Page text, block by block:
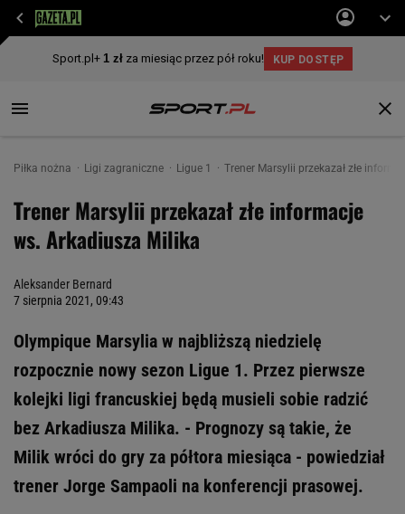
Piłka nożna Ligi zagraniczne Ligue 1 Trener Marsylii przekazał złe
Trener Marsylii przekazał złe informacje
ws. Arkadiusza Milika
Aleksander Bernard
7 sierpnia 2021, 09:43
Olympique Marsylia w najbliższą niedzielę
rozpocznie nowy sezon Ligue 1. Przez pierwsze
kolejki ligi francuskiej będą musieli sobie radzić
bez Arkadiusza Milika. - Prognozy są takie, że
Milik wróci do gry za półtora miesiąca - powiedział
trener Jorge Sampaoli na konferencji prasowej.